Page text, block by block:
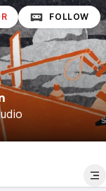
FOLLOW